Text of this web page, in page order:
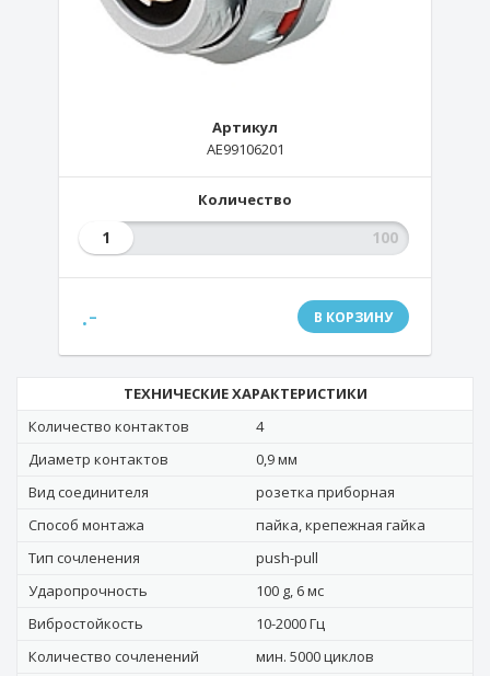
Артикул
AE99106201
Количество
1
.- В КОРЗИНУ
ТЕХНИЧЕСКИЕ ХАРАКТЕРИСТИКИ
Количество контактов
4
Диаметр контактов
0,9 мм
Вид соединителя
розетка приборная
Способ монтажа
пайка, крепежная гайка
Тип сочленения
push-pull
Ударопрочность
100 g, 6 мс
Вибростойкость
10-2000 Гц
Количество сочленений
мин. 5000 циклов